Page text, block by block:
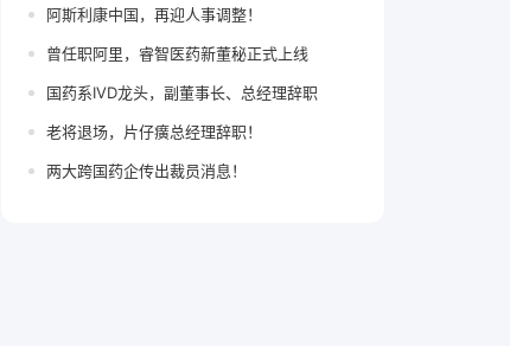
阿斯利康中国，再迎人事调整！
曾任职阿里，睿智医药新董秘正式上线
国药系IVD龙头，副董事长、总经理辞职
老将退场，片仔癀总经理辞职！
两大跨国药企传出裁员消息！